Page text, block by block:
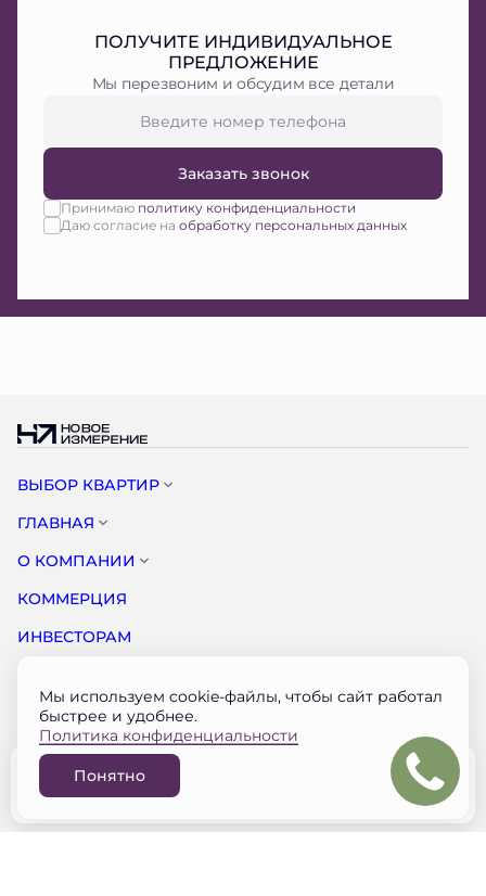
ПОЛУЧИТЕ ИНДИВИДУАЛЬНОЕ
ПРЕДЛОЖЕНИЕ
Мы перезвоним и обсудим все детали
Заказать звонок
Принимаю политику конфиденциальности
Даю согласие на обработку персональных данных
ВЫБОР КВАРТИР
ГЛАВНАЯ
О КОМПАНИИ
КОММЕРЦИЯ
ИНВЕСТОРАМ
КОНТАКТЫ
Документация застройщика на наш.дом.рф
© НОВОЕ ИЗМЕРЕНИЕ 2026
Разработано
Мы используем cookie-файлы, чтобы сайт работал
быстрее и удобнее.
Политика конфиденциальности
Понятно